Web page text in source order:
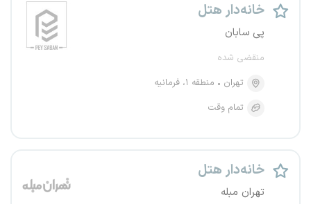
خانه‌دار هتل
پی سابان
منقضی شده
تهران
منطقه ۱، فرمانیه
تمام وقت
خانه‌دار هتل
تهران مبله